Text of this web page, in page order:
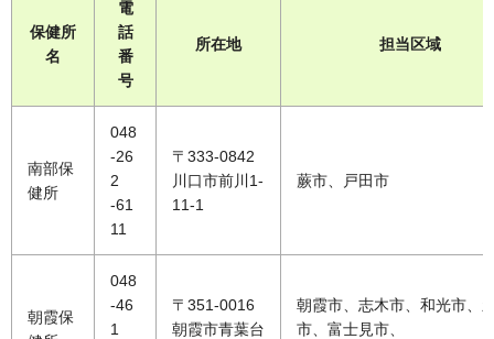
保健所
名
電
話
番
号
所在地 担当区域
南部保
健所
048
-26
2
-61
11
〒333-0842
川口市前川1-
11-1
蕨市、戸田市
朝霞保
048
-46
1
〒351-0016
朝霞市青葉台
朝霞市、志木市、和光市、
市、富士見市、